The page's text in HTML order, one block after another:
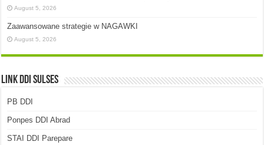
August 5, 2026
Zaawansowane strategie w NAGAWKI
August 5, 2026
Link DDI Sulses
PB DDI
Ponpes DDI Abrad
STAI DDI Parepare